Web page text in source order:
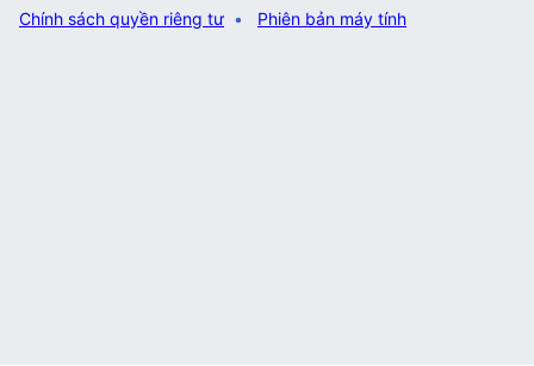
Chính sách quyền riêng tư Phiên bản máy tính